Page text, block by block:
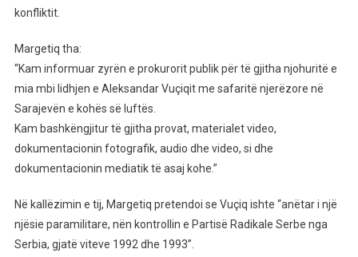
konfliktit.
Margetiq tha:
“Kam informuar zyrën e prokurorit publik për të gjitha njohuritë e
mia mbi lidhjen e Aleksandar Vuçiqit me safaritë njerëzore në
Sarajevën e kohës së luftës.
Kam bashkëngjitur të gjitha provat, materialet video,
dokumentacionin fotografik, audio dhe video, si dhe
dokumentacionin mediatik të asaj kohe.”
Në kallëzimin e tij, Margetiq pretendoi se Vuçiq ishte “anëtar i një
njësie paramilitare, nën kontrollin e Partisë Radikale Serbe nga
Serbia, gjatë viteve 1992 dhe 1993”.